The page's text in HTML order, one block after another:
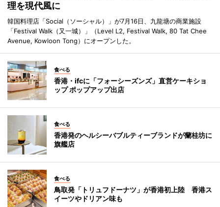
理を現代風に
韓国料理店「Social（ソーシャル）」が7月16日、九龍塘の商業施設
「Festival Walk（又一城）」（Level L2, Festival Walk, 80 Tat Chee
Avenue, Kowloon Tong）にオープンした。
食べる
香港・ifcに「フォーシーズンズ」直営ケーキショ
ップ ポップアップ出店
食べる
香港発のヘルシーバブルティーブランドが蘭桂坊に
旗艦店
食べる
鳥取発「トリュフドーナツ」が香港初上陸 香港ス
イーツやドリアン味も